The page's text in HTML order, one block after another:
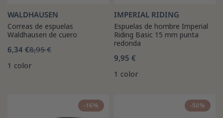
WALDHAUSEN
Correas de espuelas
Waldhausen de cuero
6,34 €8,95 €
1 color
IMPERIAL RIDING
Espuelas de hombre Imperial
Riding Basic 15 mm punta
redonda
9,95 €
1 color
-16% -50%